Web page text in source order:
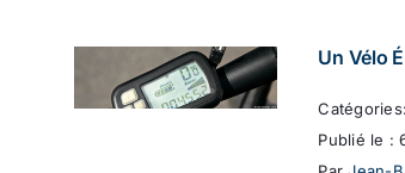
Un Vélo
Publié le :